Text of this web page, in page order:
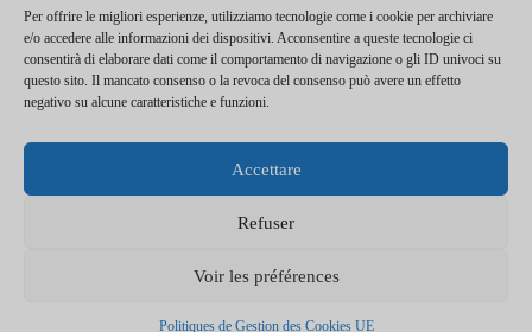
Per offrire le migliori esperienze, utilizziamo tecnologie come i cookie per archiviare
e/o accedere alle informazioni dei dispositivi. Acconsentire a queste tecnologie ci
consentirà di elaborare dati come il comportamento di navigazione o gli ID univoci su
questo sito. Il mancato consenso o la revoca del consenso può avere un effetto
negativo su alcune caratteristiche e funzioni.
Accettare
Refuser
Voir les préférences
Politiques de Gestion des Cookies UE
Altro
Politica di gestione dei cookie
Contatta l'assistenza
Flyer entreprise
emissioni zero 🌳